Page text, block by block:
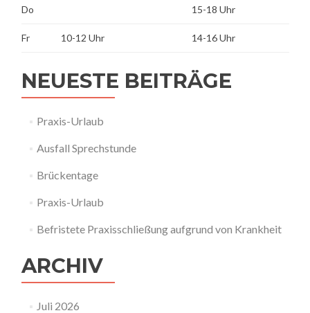
Do 15-18 Uhr
Fr 10-12 Uhr 14-16 Uhr
NEUESTE BEITRÄGE
Praxis-Urlaub
Ausfall Sprechstunde
Brückentage
Praxis-Urlaub
Befristete Praxisschließung aufgrund von Krankheit
ARCHIV
Juli 2026